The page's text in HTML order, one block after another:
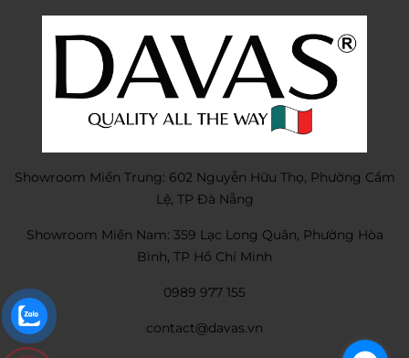
Showroom Miền Trung: 602 Nguyễn Hữu Thọ, Phường Cẩm
Lệ, TP Đà Nẵng
Showroom Miền Nam: 359 Lạc Long Quân, Phường Hòa
Bình, TP Hồ Chí Minh
0989 977 155
contact@davas.vn